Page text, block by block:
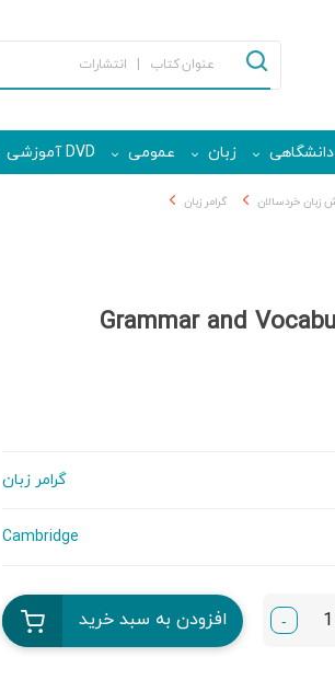
دانشگاهی زبان عمومی DVD آموزشی
زبان خردسالان گرامر زبان
Grammar and
گرامر زبان
Cambridge
- افزودن به سبد خرید